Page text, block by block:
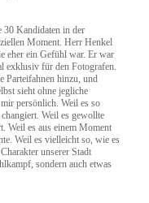
30 Kandidaten in der
Moment. Herr Henkel
eher ein Gefühl war. Er war
exklusiv für den Fotografen.
Parteifahnen hinzu, und
sieht ohne jegliche
persönlich. Weil es so
Weil es gewollte
Weil es aus einem Moment
Weil es vielleicht so, wie es
unserer Stadt
sondern auch etwas